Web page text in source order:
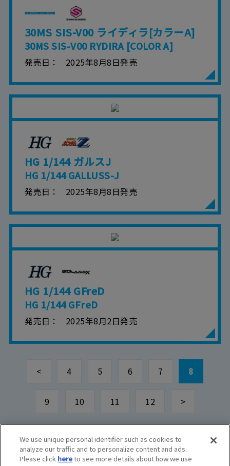
30MS SIS-V00 ライディラ[カラーA]
30MS SIS-V00 RYDIRA [COLOR A]
発売日 2025年8月8日発売
HG 1/144 ガルスJ
HG 1/144 GALLUSS-J
発売日 2025年8月8日発売
HG 1/144 GFreD
HG 1/144 GFreD
発売日 2025年8月2日発売
< 4 5 6 7 8
9 10 11 12 >
© BANDAI SPIRITS CO.,LTD. ALL RIGHTS RESERVED.
We use unique personal identifier such as cookies to
analyze our traffic and to personalize content and ads.
Please click hereto see more details about how we use